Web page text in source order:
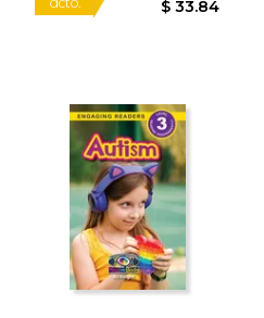
12%
dcto. $ 12.34